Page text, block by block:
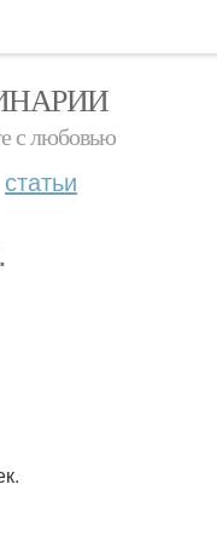
с любовью
статьи